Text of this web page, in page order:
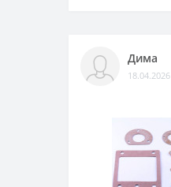
Дима
18.04.2026